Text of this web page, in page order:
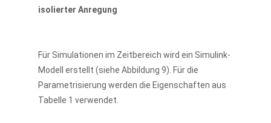
isolierter Anregung
Für Simulationen im Zeitbereich wird ein Simulink-
Modell erstellt (siehe Abbildung 9). Für die
Parametrisierung werden die Eigenschaften aus
Tabelle 1 verwendet.